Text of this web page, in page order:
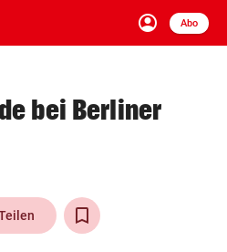
account_circle
Anmelden
Abo
close Schließen
arrow_right
bei Berliner